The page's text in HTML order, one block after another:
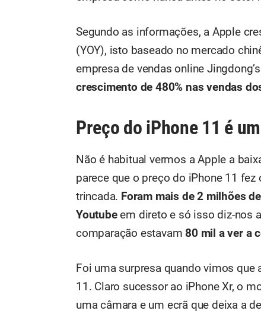
Segundo as informações, a Apple
(YOY), isto baseado no mercado
empresa de vendas online
crescimento de 480% nas vendas
Preço do iPhone 11 é
Não é habitual vermos a Apple a
parece que o preço do iPhone 11
trincada. Foram mais de 2 milhões
Youtubeem direto e só isso diz-nos
comparação estavam 80 mil a ver a
Foi uma surpresa quando vimos
11. Claro sucessor ao iPhone Xr, o
uma câmara e um ecrã que deixa a